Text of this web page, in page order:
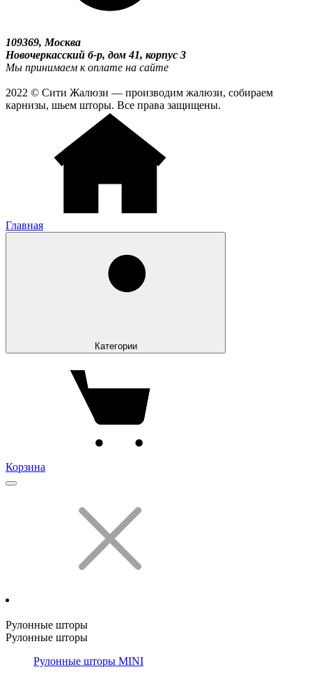
109369, Москва
Новочеркасский б-р, дом 41, корпус 3
Мы принимаем к оплате на сайте
2022 © Сити Жалюзи — производим жалюзи, собираем
карнизы, шьем шторы. Все права защищены.
Главная
Категории
Корзина
Рулонные шторы
Рулонные шторы
Рулонные шторы MINI